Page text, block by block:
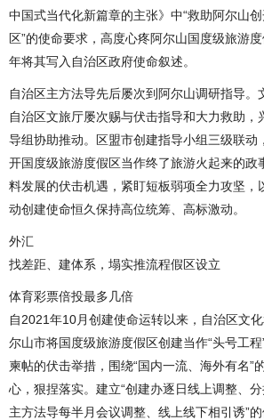
中国式当代化新篇章的主张》中“救助阿尔山
区”的使命要求，高度心疼阿尔山国度级旅游
年将其写入自治区政府使命叙述。
自治区主方法导先后屡次到阿尔山调研指导。
自治区文旅厅屡次赐与伏击指导和大力救助，
导组协助推动。区盟市创建指导小组三级联动
开国度级旅游度假区当作终了旅游火起来的政
料发展的伏击机遇，紧盯短板弱项全力攻坚，
动创建使命恒久保持高位统筹、高标激动。
外汇
找差距、建体系，塌实推流程假区设立
体育彩票倍投最多几倍
自2021年10月创建使命运转以来，自治区文
尔山市将国度级旅游度假区创建当作“头号工
柬帖的伏击举措，围绕“国内一流、海外有名”
心，狠捏落实。建立“创建办逐日线上调整、分
主方法导每半月会议调整、线上线下相引诱”